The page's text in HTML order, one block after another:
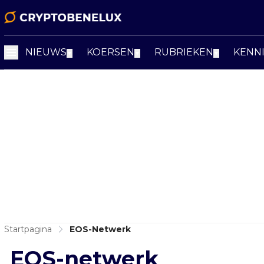
NIEUWS KOERSEN RUBRIEKEN
Startpagina EOS-Netwerk
EOS-netwerk